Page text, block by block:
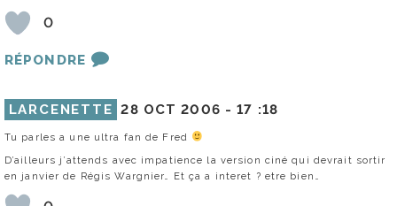
0
RÉPONDRE
LARCENETTE 28 OCT 2006 -17 :18
Tu parles a une ultra fan de Fred
D’ailleurs j’attends avec impatience la version ciné qui devrait sortir
en janvier de Régis Wargnier… Et ça a interet ? etre bien…